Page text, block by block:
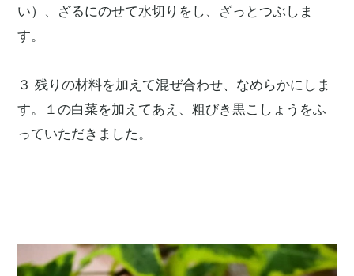
い）、ざるにのせて水切りをし、ざっとつぶしま
す。
３ 残りの材料を加えて混ぜ合わせ、なめらかにしま
す。１の白菜を加えてあえ、粗びき黒こしょうをふ
っていただきました。